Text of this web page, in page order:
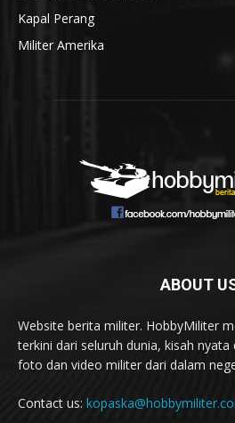
Kapal Perang
Militer Amerika
ABOUT
Website berita militer. HobbyMiliter
terkini dari seluruh dunia, kisah
foto dan video militer dari dalam
Contact us: